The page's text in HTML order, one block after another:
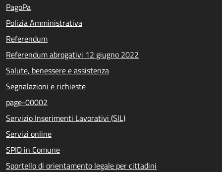
PagoPa
Polizia Amministrativa
Referendum
Referendum abrogativi 12 giugno 2022
Salute, benessere e assistenza
Segnalazioni e richieste
page-00002
Servizio Inserimenti Lavorativi (SIL)
Servizi online
SPID in Comune
Sportello di orientamento legale per cittadini